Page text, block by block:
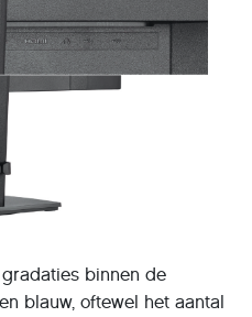
binnen de
blauw, oftewel het aantal